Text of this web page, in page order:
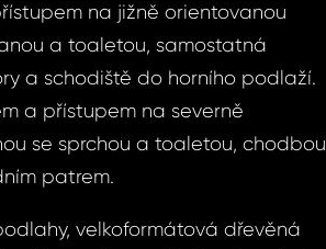
na jižně orientovanou
a toaletou, samostatná
a schodiště do horního podlaží.
a přístupem na severně
se sprchou a toaletou, chodbou
patrem.
velkoformátová dřevěná